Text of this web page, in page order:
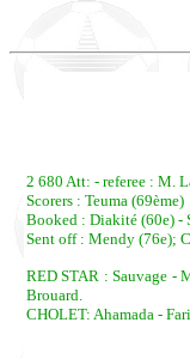
2 680 Att: - referee : M.
Scorers : Teuma (69ème)
Booked : Diakité (60e) -
Sent off : Mendy (76e);
RED STAR : Sauvage -
Brouard.
CHOLET: Ahamada -